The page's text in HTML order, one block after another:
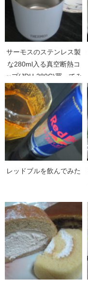
サーモスのステンレス製
な280ml入る真空断熱コ
ップ(JDH-280C)買ってみ
た
レッドブルを飲んでみた